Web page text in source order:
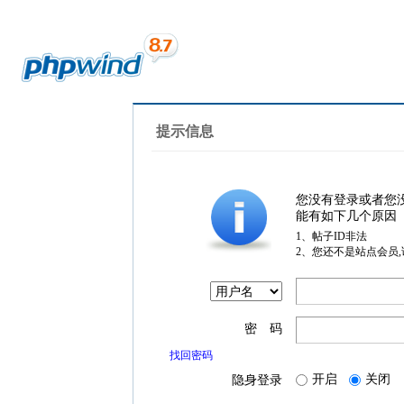
提示信息
您没有登录或者您
能有如下几个原因
1、帖子ID非法
2、您还不是站点会员
密 码
找回密码
隐身登录 开启 关闭